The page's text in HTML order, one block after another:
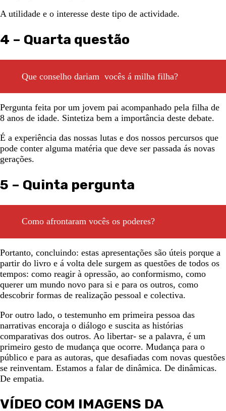
A utilidade e o interesse deste tipo de actividade.
4 – Quarta questão
Que conselho dariam vocês á milha filha?
Pergunta feita por um jovem pai acompanhado pela filha de
8 anos de idade. Sintetiza bem a importância deste debate.
É a experiência das nossas lutas e dos nossos percursos que
pode conter alguma matéria que deve ser passada ás novas
gerações.
5 – Quinta pergunta
Como afrontaram vocês os poderes?
Portanto, concluindo: estas apresentações são úteis porque a
partir do livro e á volta dele surgem as questões de todos os
tempos: como reagir à opressão, ao conformismo, como
querer um mundo novo para si e para os outros, como
descobrir formas de realização pessoal e colectiva.
Por outro lado, o testemunho em primeira pessoa das
narrativas encoraja o diálogo e suscita as histórias
comparativas dos outros. Ao libertar- se a palavra, é um
primeiro gesto de mudança que ocorre. Mudança para o
público e para as autoras, que desafiadas com novas questões
se reinventam. Estamos a falar de dinâmica. De dinâmicas.
De empatia.
VÍDEO COM IMAGENS DA